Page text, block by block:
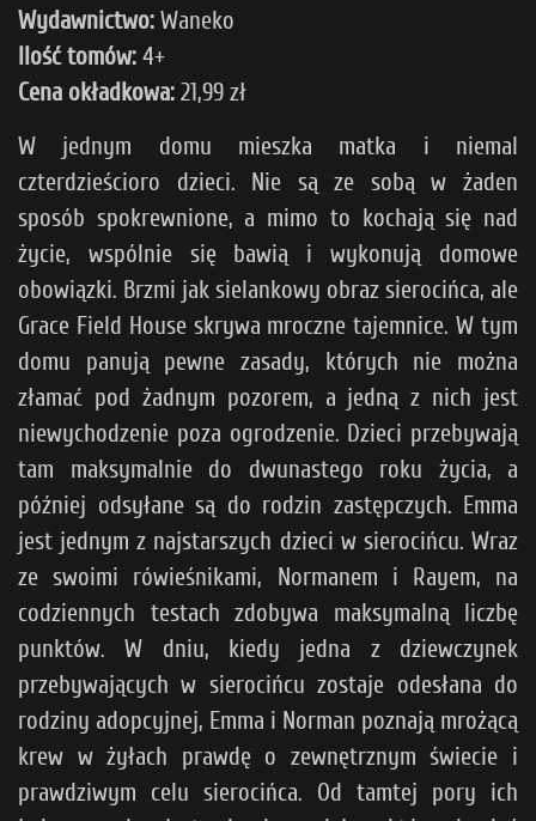
Wydawnictwo: Waneko
Ilość tomów: 4+
Cena okładkowa: 21,99 zł
W jednym domu mieszka matka i niemal
czterdzieścioro dzieci. Nie są ze sobą w żaden
sposób spokrewnione, a mimo to kochają się nad
życie, wspólnie się bawią i wykonują domowe
obowiązki. Brzmi jak sielankowy obraz sierocińca, ale
Grace Field House skrywa mroczne tajemnice. W tym
domu panują pewne zasady, których nie można
złamać pod żadnym pozorem, a jedną z nich jest
niewychodzenie poza ogrodzenie. Dzieci przebywają
tam maksymalnie do dwunastego roku życia, a
później odsyłane są do rodzin zastępczych. Emma
jest jednym z najstarszych dzieci w sierocińcu. Wraz
ze swoimi rówieśnikami, Normanem i Rayem, na
codziennych testach zdobywa maksymalną liczbę
punktów. W dniu, kiedy jedna z dziewczynek
przebywających w sierocińcu zostaje odesłana do
rodziny adopcyjnej, Emma i Norman poznają mrożącą
krew w żyłach prawdę o zewnętrznym świecie i
prawdziwym celu sierocińca. Od tamtej pory ich